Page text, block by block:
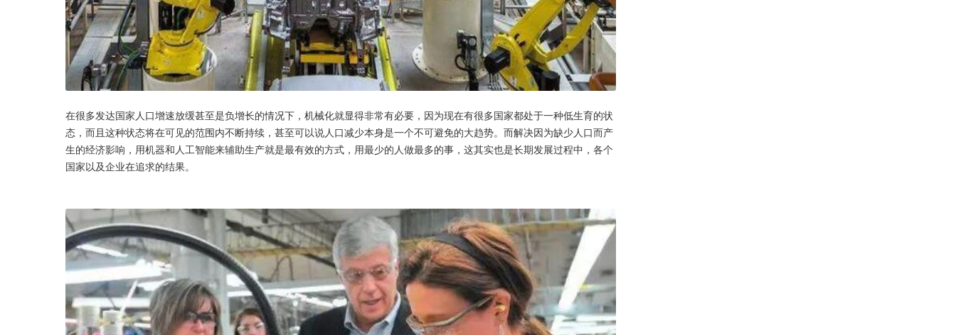
在很多发达国家人口增速放缓甚至是负增长的情况下，机械化就显得非常有必要，因为现在有很多国家都处于一种低生育的状
态，而且这种状态将在可见的范围内不断持续，甚至可以说人口减少本身是一个不可避免的大趋势。而解决因为缺少人口而产
生的经济影响，用机器和人工智能来辅助生产就是最有效的方式，用最少的人做最多的事，这其实也是长期发展过程中，各个
国家以及企业在追求的结果。